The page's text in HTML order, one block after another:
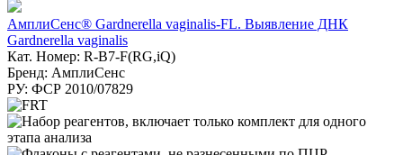
АмплиСенс® Gardnerella vaginalis-FL. Выявление ДНК
Gardnerella vaginalis
Кат. Номер: R-B7-F(RG,iQ)
Бренд: АмплиСенс
РУ: ФСР 2010/07829